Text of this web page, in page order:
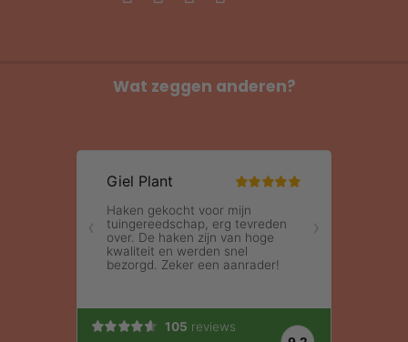
Wat zeggen anderen?